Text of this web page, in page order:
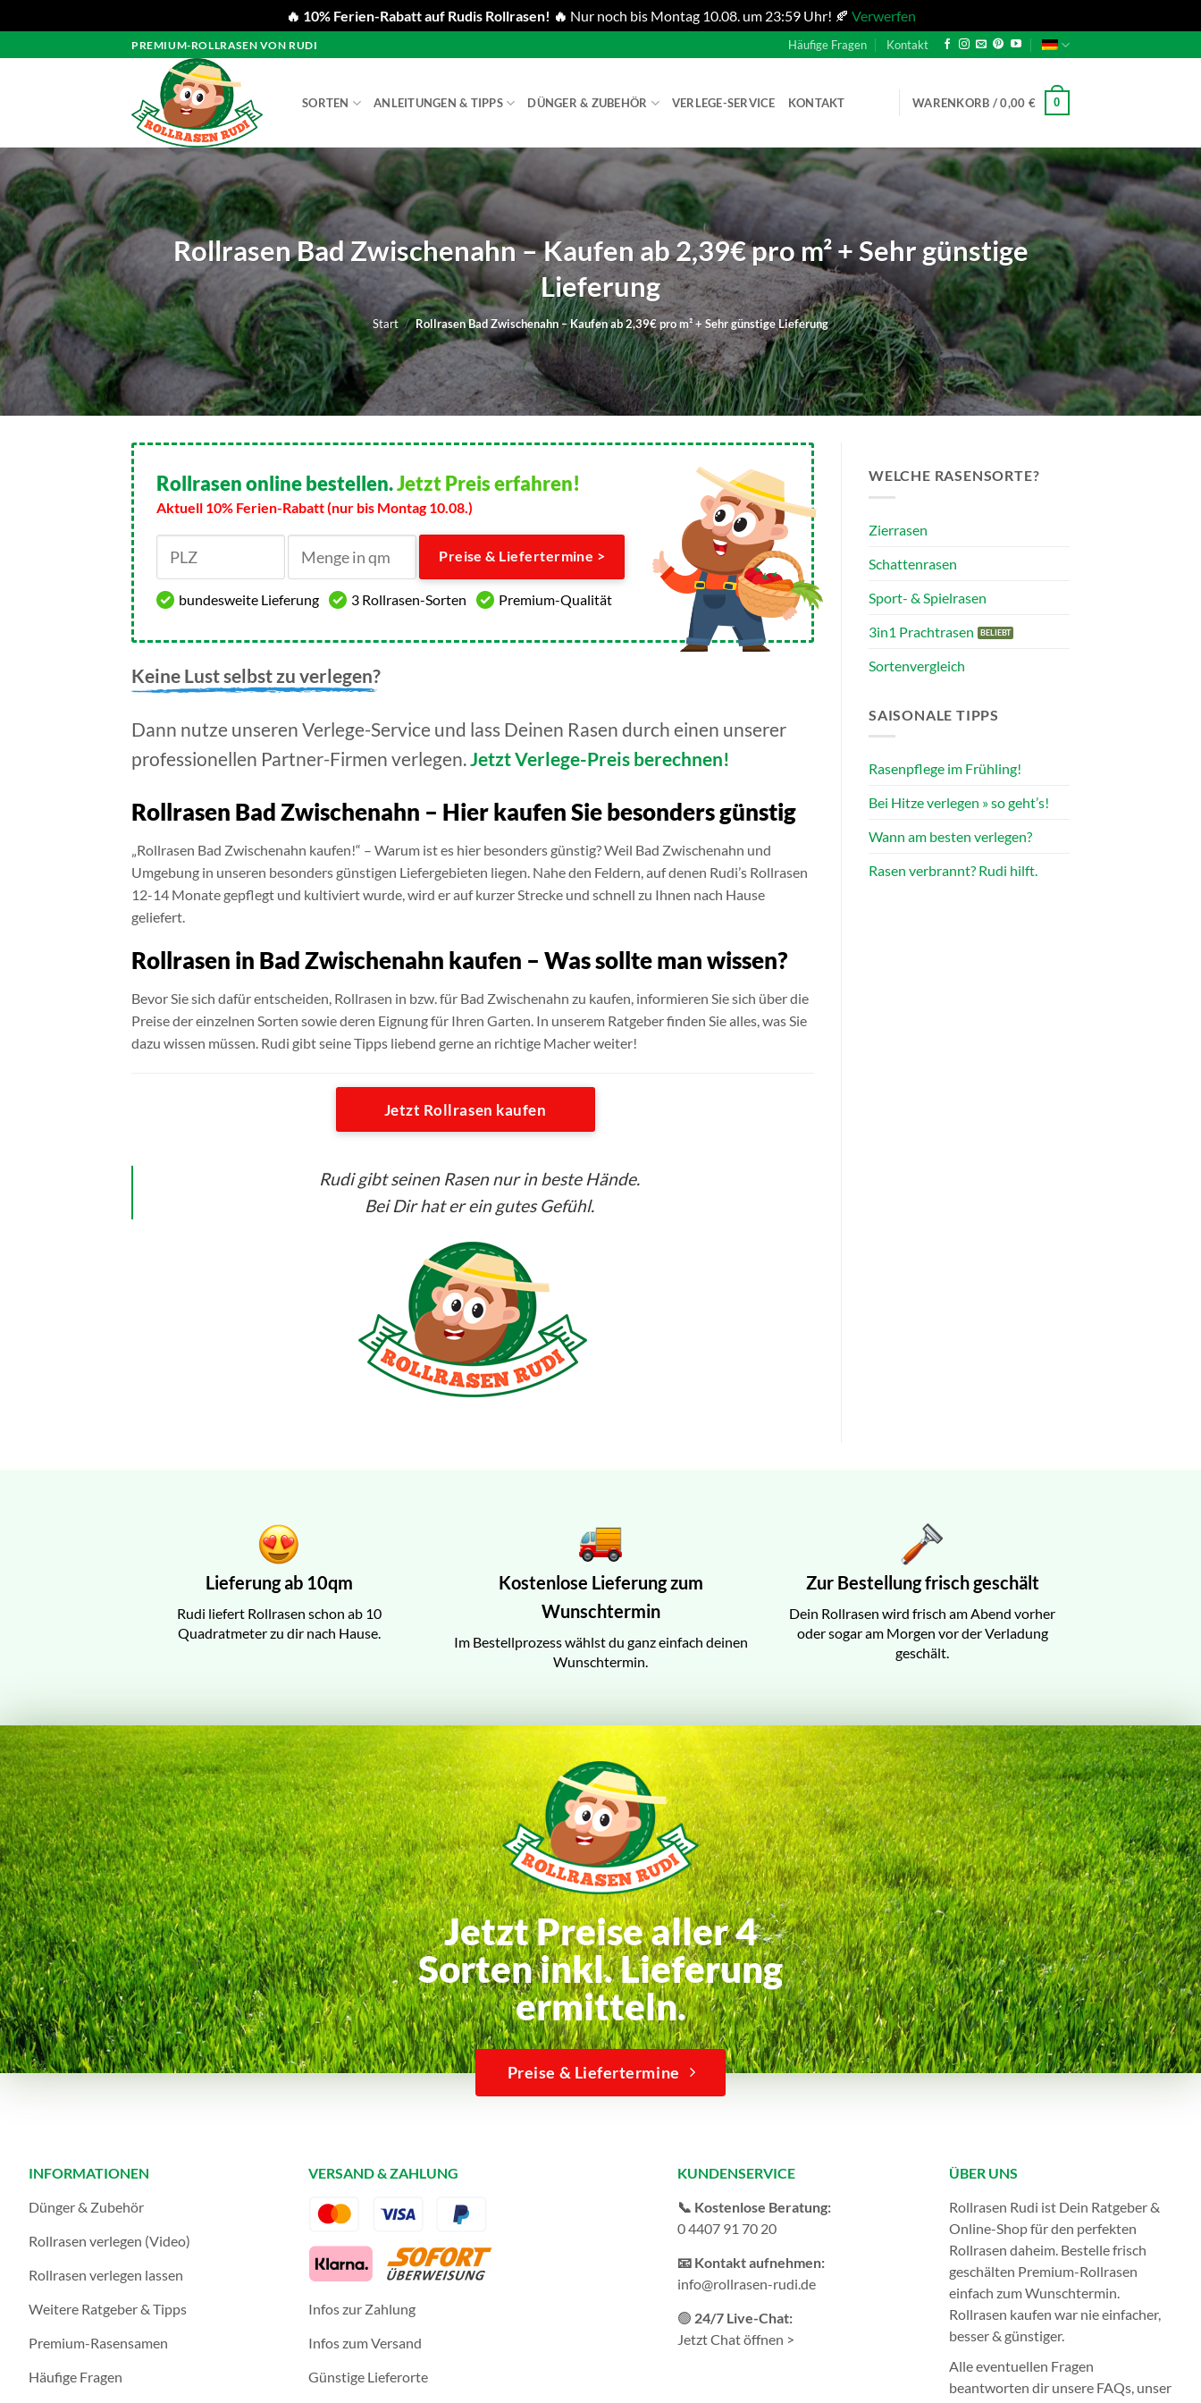
🔥 10% Ferien-Rabatt auf Rudis Rollrasen! 🔥 Nur noch bis Montag 10.08. um 23:59 Uhr! 🍂 Verwerfen
Inhalt
PREMIUM-ROLLRASEN VON RUDI Häufige Fragen Kontakt
SORTEN ANLEITUNGEN & TIPPS DÜNGER & ZUBEHÖR VERLEGE-SERVICE KONTAKT WARENKORB /0,00 € 0
Rollrasen Bad Zwischenahn – Kaufen ab 2,39€ pro m² + Sehr günstige
Lieferung
Start / Rollrasen Bad Zwischenahn – Kaufen ab 2,39€ pro m² + Sehr günstige Lieferung
Rollrasen online bestellen.Jetzt Preis erfahren!
Aktuell 10% Ferien-Rabatt (nur bis Montag 10.08.)
Preise & Liefertermine >
bundesweite Lieferung 3 Rollrasen-Sorten Premium-Qualität
Keine Lust selbst zu verlegen?
Dann nutze unseren Verlege-Service und lass Deinen Rasen durch einen unserer
professionellen Partner-Firmen verlegen. Jetzt Verlege-Preis berechnen!
Rollrasen Bad Zwischenahn – Hier kaufen Sie besonders günstig
„Rollrasen Bad Zwischenahn kaufen!“ – Warum ist es hier besonders günstig? Weil Bad Zwischenahn und
Umgebung in unseren besonders günstigen Liefergebieten liegen. Nahe den Feldern, auf denen Rudi’s Rollrasen
12-14 Monate gepflegt und kultiviert wurde, wird er auf kurzer Strecke und schnell zu Ihnen nach Hause
geliefert.
Rollrasen in Bad Zwischenahn kaufen – Was sollte man wissen?
Bevor Sie sich dafür entscheiden, Rollrasen in bzw. für Bad Zwischenahn zu kaufen, informieren Sie sich über die
Preise der einzelnen Sorten sowie deren Eignung für Ihren Garten. In unserem Ratgeber finden Sie alles, was Sie
dazu wissen müssen. Rudi gibt seine Tipps liebend gerne an richtige Macher weiter!
Jetzt Rollrasen kaufen
Rudi gibt seinen Rasen nur in beste Hände.
Bei Dir hat er ein gutes Gefühl.
WELCHE RASENSORTE?
Zierrasen
Schattenrasen
Sport- & Spielrasen
3in1 Prachtrasen
Sortenvergleich
SAISONALE TIPPS
Rasenpflege im Frühling!
Bei Hitze verlegen » so geht’s!
Wann am besten verlegen?
Rasen verbrannt? Rudi hilft.
Lieferung ab 10qm
Rudi liefert Rollrasen schon ab 10
Quadratmeter zu dir nach Hause.
Kostenlose Lieferung zum
Wunschtermin
Im Bestellprozess wählst du ganz einfach deinen
Wunschtermin.
Zur Bestellung frisch geschält
Dein Rollrasen wird frisch am Abend vorher
oder sogar am Morgen vor der Verladung
geschält.
Jetzt Preise aller 4
Sorten inkl. Lieferung
ermitteln.
Preise & Liefertermine
INFORMATIONEN
Dünger & Zubehör
Rollrasen verlegen (Video)
Rollrasen verlegen lassen
Weitere Ratgeber & Tipps
Premium-Rasensamen
Häufige Fragen
VERSAND & ZAHLUNG
Infos zur Zahlung
Infos zum Versand
Günstige Lieferorte
KUNDENSERVICE
📞 Kostenlose Beratung:
0 4407 91 70 20
📧 Kontakt aufnehmen:
info@rollrasen-rudi.de
🟢 24/7 Live-Chat:
Jetzt Chat öffnen >
ÜBER UNS
Rollrasen Rudi ist Dein Ratgeber &
Online-Shop für den perfekten
Rollrasen daheim. Bestelle frisch
geschälten Premium-Rollrasen
einfach zum Wunschtermin.
Rollrasen kaufen war nie einfacher,
besser & günstiger.
Alle eventuellen Fragen
beantworten dir unsere FAQs, unser